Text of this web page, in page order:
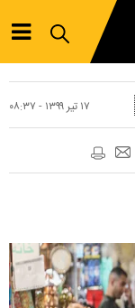
۱۷ تير ۱۳۹۹ - ۰۸:۳۷